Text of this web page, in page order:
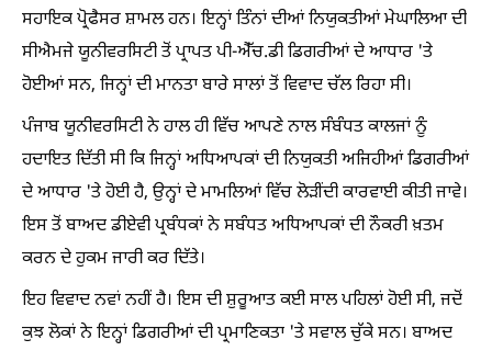
ਸਹਾਇਕ ਪ੍ਰੋਫੈਸਰ ਸ਼ਾਮਲ ਹਨ। ਇਨ੍ਹਾਂ ਤਿੰਨਾਂ ਦੀਆਂ ਨਿਯੁਕਤੀਆਂ ਮੇਘਾਲਿਆ ਦੀ
ਸੀਐਮਜੇ ਯੂਨੀਵਰਸਿਟੀ ਤੋਂ ਪ੍ਰਾਪਤ ਪੀ-ਐੱਚ.ਡੀ ਡਿਗਰੀਆਂ ਦੇ ਆਧਾਰ 'ਤੇ
ਹੋਈਆਂ ਸਨ, ਜਿਨ੍ਹਾਂ ਦੀ ਮਾਨਤਾ ਬਾਰੇ ਸਾਲਾਂ ਤੋਂ ਵਿਵਾਦ ਚੱਲ ਰਿਹਾ ਸੀ।
ਪੰਜਾਬ ਯੂਨੀਵਰਸਿਟੀ ਨੇ ਹਾਲ ਹੀ ਵਿੱਚ ਆਪਣੇ ਨਾਲ ਸੰਬੰਧਤ ਕਾਲਜਾਂ ਨੂੰ
ਹਦਾਇਤ ਦਿੱਤੀ ਸੀ ਕਿ ਜਿਨ੍ਹਾਂ ਅਧਿਆਪਕਾਂ ਦੀ ਨਿਯੁਕਤੀ ਅਜਿਹੀਆਂ ਡਿਗਰੀਆਂ
ਦੇ ਆਧਾਰ 'ਤੇ ਹੋਈ ਹੈ, ਉਨ੍ਹਾਂ ਦੇ ਮਾਮਲਿਆਂ ਵਿੱਚ ਲੋੜੀਂਦੀ ਕਾਰਵਾਈ ਕੀਤੀ ਜਾਵੇ।
ਇਸ ਤੋਂ ਬਾਅਦ ਡੀਏਵੀ ਪ੍ਰਬੰਧਕਾਂ ਨੇ ਸਬੰਧਤ ਅਧਿਆਪਕਾਂ ਦੀ ਨੌਕਰੀ ਖ਼ਤਮ
ਕਰਨ ਦੇ ਹੁਕਮ ਜਾਰੀ ਕਰ ਦਿੱਤੇ।
ਇਹ ਵਿਵਾਦ ਨਵਾਂ ਨਹੀਂ ਹੈ। ਇਸ ਦੀ ਸ਼ੁਰੂਆਤ ਕਈ ਸਾਲ ਪਹਿਲਾਂ ਹੋਈ ਸੀ, ਜਦੋਂ
ਕੁਝ ਲੋਕਾਂ ਨੇ ਇਨ੍ਹਾਂ ਡਿਗਰੀਆਂ ਦੀ ਪ੍ਰਮਾਣਿਕਤਾ 'ਤੇ ਸਵਾਲ ਚੁੱਕੇ ਸਨ। ਬਾਅਦ